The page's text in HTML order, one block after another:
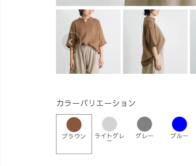
カラーバリエーション
ブラウン ライトグレ
ー
グレー ブルー